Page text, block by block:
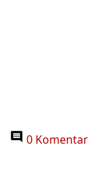
0 Komentar